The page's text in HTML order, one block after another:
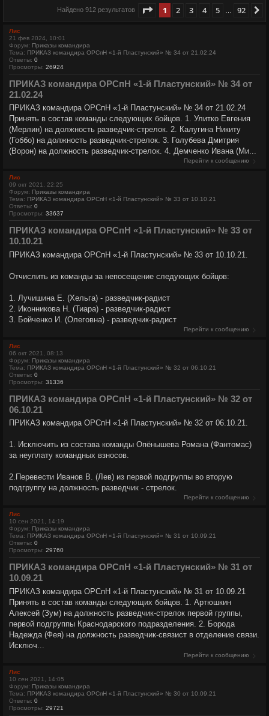
Найдено 912 результатов Страница из 92
1 2 3 4 5 92
Лис
21 фев 2024, 10:01
Форум: Приказы командира
Тема: ПРИКАЗ командира ОРСпН «1-й Пластунский» № 34 от 21.02.24
Ответы: 0
Просмотры: 26924
ПРИКАЗ командира ОРСпН «1-й Пластунский» № 34 от
21.02.24
ПРИКАЗ командира ОРСпН «1-й Пластунский» № 34 от 21.02.24
Принять в состав команды следующих бойцов. 1. Улитко Евгения
(Мерлин) на должность разведчик-стрелок. 2. Калугина Никиту
(Гоббо) на должность разведчик-стрелок. 3. Голубева Дмитрия
(Ворон) на должность разведчик-стрелок. 4. Демченко Ивана (Ми...
Перейти к сообщению
Лис
09 окт 2021, 22:25
Форум: Приказы командира
Тема: ПРИКАЗ командира ОРСпН «1-й Пластунский» № 33 от 10.10.21
Ответы: 0
Просмотры: 33637
ПРИКАЗ командира ОРСпН «1-й Пластунский» № 33 от
10.10.21
ПРИКАЗ командира ОРСпН «1-й Пластунский» № 33 от 10.10.21.
Отчислить из команды за непосещение следующих бойцов:
1. Лучишина Е. (Хельга) - разведчик-радист
2. Иконникова Н. (Тиара) - разведчик-радист
3. Бойченко И. (Олеговна) - разведчик-радист
Перейти к сообщению
Лис
06 окт 2021, 08:13
Форум: Приказы командира
Тема: ПРИКАЗ командира ОРСпН «1-й Пластунский» № 32 от 06.10.21
Ответы: 0
Просмотры: 31336
ПРИКАЗ командира ОРСпН «1-й Пластунский» № 32 от
06.10.21
ПРИКАЗ командира ОРСпН «1-й Пластунский» № 32 от 06.10.21.
1. Исключить из состава команды Опёнышева Романа (Фантомас)
за неуплату командных взносов.
2.Перевести Иванов В. (Лев) из первой подгруппы во вторую
подгруппу на должность разведчик - стрелок.
Перейти к сообщению
Лис
10 сен 2021, 14:19
Форум: Приказы командира
Тема: ПРИКАЗ командира ОРСпН «1-й Пластунский» № 31 от 10.09.21
Ответы: 0
Просмотры: 29760
ПРИКАЗ командира ОРСпН «1-й Пластунский» № 31 от
10.09.21
ПРИКАЗ командира ОРСпН «1-й Пластунский» № 31 от 10.09.21
Принять в состав команды следующих бойцов. 1. Артюшкин
Алексей (Зум) на должность разведчик-стрелок первой группы,
первой подгруппы Краснодарского подразделения. 2. Борода
Надежда (Фея) на должность разведчик-связист в отделение связи.
Исключ...
Перейти к сообщению
Лис
10 сен 2021, 14:05
Форум: Приказы командира
Тема: ПРИКАЗ командира ОРСпН «1-й Пластунский» № 30 от 10.09.21
Ответы: 0
Просмотры: 29721